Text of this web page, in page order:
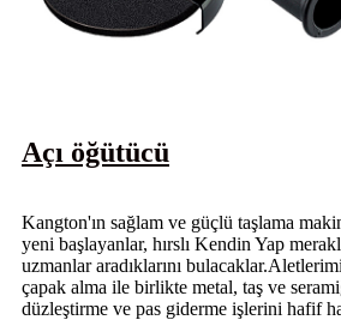
Açı öğütücü
Kangton'ın sağlam ve güçlü taşlama
yeni başlayanlar, hırslı Kendin Yap
uzmanlar aradıklarını
çapak alma ile birlikte metal, taş ve
düzleştirme ve pas giderme işlerini hafif